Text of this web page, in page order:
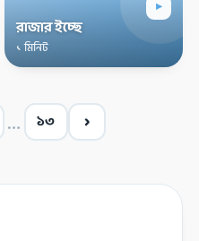
▸
রাজার ইচ্ছে
১ মিনিট
… ১৩ ›